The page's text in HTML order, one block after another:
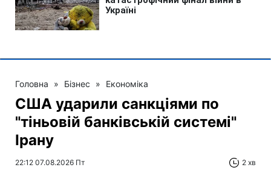
Головна » Бізнес » Економіка
США ударили санкціями по
"тіньовій банківській системі"
Ірану
22:12 07.08.2026 Пт 2 хв